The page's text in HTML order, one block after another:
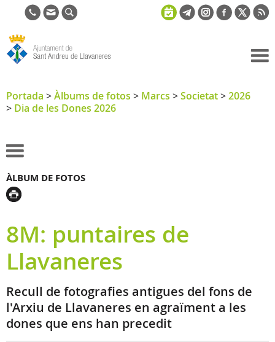
de Sant
Llavaneres
Portada >Àlbums de fotos > Marcs >Societat>2026
> Dia de les Dones 2026
ÀLBUM DE FOTOS
8M: puntaires de
Llavaneres
Recull de fotografies antigues del fons de
l'Arxiu de Llavaneres en agraïment a les
dones que ens han precedit